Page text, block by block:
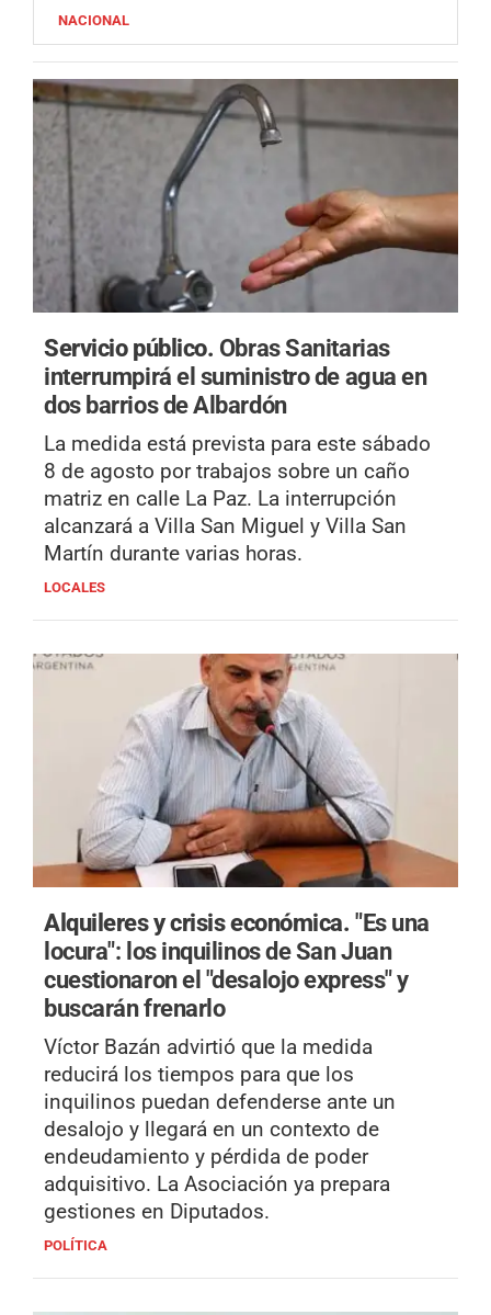
NACIONAL
Servicio público. Obras Sanitarias
interrumpirá el suministro de agua en
dos barrios de Albardón
La medida está prevista para este sábado
8 de agosto por trabajos sobre un caño
matriz en calle La Paz. La interrupción
alcanzará a Villa San Miguel y Villa San
Martín durante varias horas.
LOCALES
Alquileres y crisis económica."Es una
locura": los inquilinos de San Juan
cuestionaron el "desalojo express" y
buscarán frenarlo
Víctor Bazán advirtió que la medida
reducirá los tiempos para que los
inquilinos puedan defenderse ante un
desalojo y llegará en un contexto de
endeudamiento y pérdida de poder
adquisitivo. La Asociación ya prepara
gestiones en Diputados.
POLÍTICA